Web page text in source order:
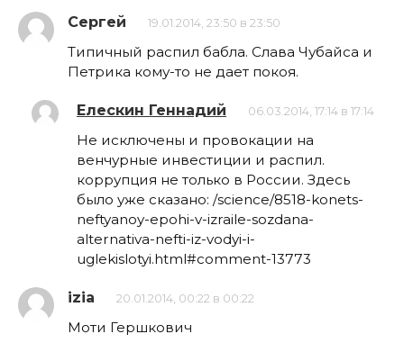
Сергей 19.01.2014, 23:50 в 23:50
Типичный распил бабла. Слава Чубайса и
Петрика кому-то не дает покоя.
Елескин Геннадий 06.03.2014, 17:14 в 17:14
Не исключены и провокации на
венчурные инвестиции и распил.
коррупция не только в России. Здесь
было уже сказано: /science/8518-konets-
neftyanoy-epohi-v-izraile-sozdana-
alternativa-nefti-iz-vodyi-i-
uglekislotyi.html#comment-13773
izia 20.01.2014, 00:22 в 00:22
Моти Гершкович